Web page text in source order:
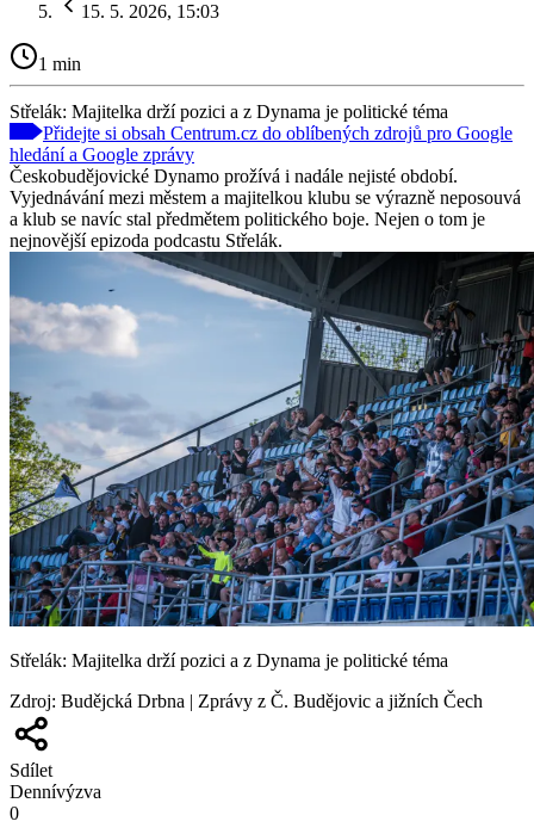
15. 5. 2026, 15:03
1 min
Střelák: Majitelka drží pozici a z Dynama je politické téma
Přidejte si obsah Centrum.cz do oblíbených zdrojů pro Google
hledání a Google zprávy
Českobudějovické Dynamo prožívá i nadále nejisté období.
Vyjednávání mezi městem a majitelkou klubu se výrazně neposouvá
a klub se navíc stal předmětem politického boje. Nejen o tom je
nejnovější epizoda podcastu Střelák.
Střelák: Majitelka drží pozici a z Dynama je politické téma
Zdroj: Budějcká Drbna | Zprávy z Č. Budějovic a jižních Čech
Sdílet
Dennívýzva
0